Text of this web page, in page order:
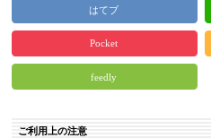
はてブ
Pocket
feedly
ご利用上の注意